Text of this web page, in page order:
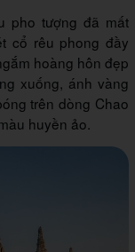
pho tượng đã mất
cổ rêu phong đầy
hoàng hôn đẹp
xuống, ánh vàng
trên dòng Chao
huyền ảo.